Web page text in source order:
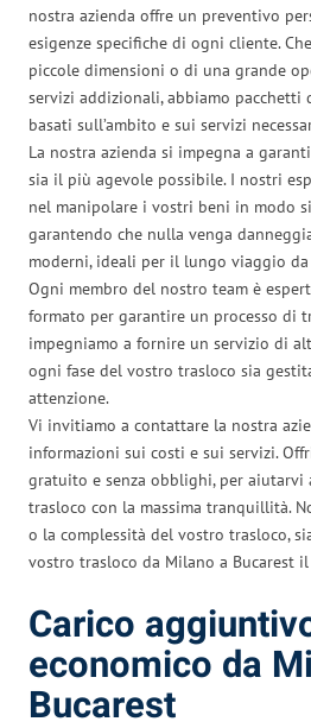
nostra azienda offre un preventivo
esigenze specifiche di ogni cliente.
piccole dimensioni o di una grande
servizi addizionali, abbiamo
basati sull’ambito e sui servizi
La nostra azienda si impegna a
sia il più agevole possibile. I nostri
nel manipolare i vostri beni in modo
garantendo che nulla venga
moderni, ideali per il lungo viaggio da
Ogni membro del nostro team è
formato per garantire un processo di
impegniamo a fornire un servizio di
ogni fase del vostro trasloco sia
attenzione.
Vi invitiamo a contattare la nostra
informazioni sui costi e sui servizi.
gratuito e senza obblighi, per aiutarvi
trasloco con la massima tranquillità.
o la complessità del vostro trasloco,
vostro trasloco da Milano a Bucarest
Carico
economico da
Bucarest